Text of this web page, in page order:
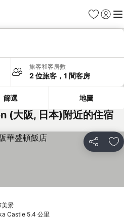
我的最愛
登入 選
旅客和客房數
2 位旅客，1 間客房
篩選 地圖
(大阪, 日本)附近的住宿
分享 加
美景查看價格
Castle 5.4 公里